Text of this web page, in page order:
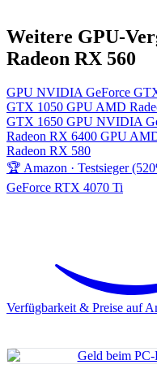
Weitere GPU-
Radeon RX 560
GPU NVIDIA GeForce
GTX 1050 GPUAMD
GTX 1650 GPU NVIDIA
Radeon RX 6400 GPU
Radeon RX 580
🏆 Amazon · Testsieger
GeForce RTX 4070 Ti
Verfügbarkeit & Preise auf